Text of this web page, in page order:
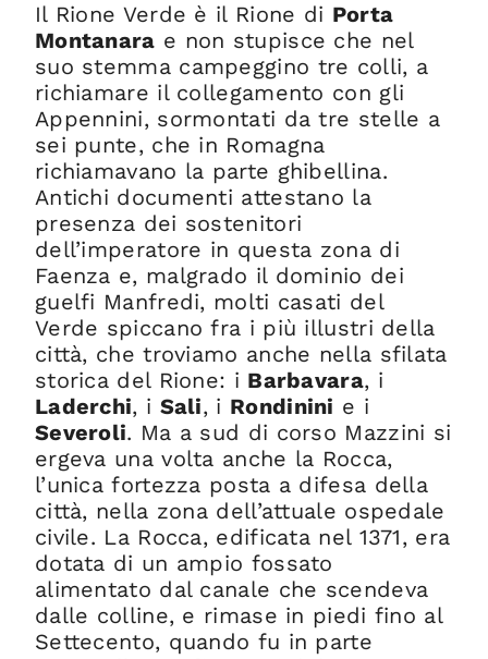
Il Rione Verde è il Rione di Porta
Montanara e non stupisce che nel
suo stemma campeggino tre colli, a
richiamare il collegamento con gli
Appennini, sormontati da tre stelle a
sei punte, che in Romagna
richiamavano la parte ghibellina.
Antichi documenti attestano la
presenza dei sostenitori
dell’imperatore in questa zona di
Faenza e, malgrado il dominio dei
guelfi Manfredi, molti casati del
Verde spiccano fra i più illustri della
città, che troviamo anche nella sfilata
storica del Rione: i Barbavara, i
Laderchi, i Sali, i Rondinini e i
Severoli. Ma a sud di corso Mazzini si
ergeva una volta anche la Rocca,
l’unica fortezza posta a difesa della
città, nella zona dell’attuale ospedale
civile. La Rocca, edificata nel 1371, era
dotata di un ampio fossato
alimentato dal canale che scendeva
dalle colline, e rimase in piedi fino al
Settecento, quando fu in parte